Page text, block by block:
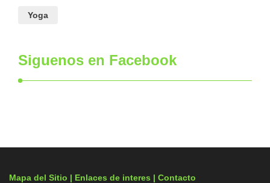
Yoga
Siguenos en Facebook
Mapa del Sitio | Enlaces de interes | Contacto